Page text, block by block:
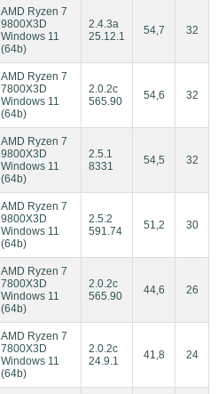
AMD Ryzen 7
9800X3D
Windows 11
(64b)
2.4.3a
25.12.1
54,7 32
AMD Ryzen 7
7800X3D
Windows 11
(64b)
2.0.2c
565.90
54,6 32
AMD Ryzen 7
9800X3D
Windows 11
(64b)
2.5.1
8331
54,5 32
AMD Ryzen 7
9800X3D
Windows 11
(64b)
2.5.2
591.74
51,2 30
AMD Ryzen 7
7800X3D
Windows 11
(64b)
2.0.2c
565.90
44,6 26
AMD Ryzen 7
7800X3D
Windows 11
(64b)
2.0.2c
24.9.1
41,8 24